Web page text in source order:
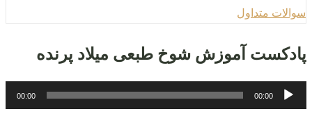
سوالات متداول
پادکست آموزش شوخ طبعی میلاد پرنده
پخش‌کننده
صوت
00:00
00:00